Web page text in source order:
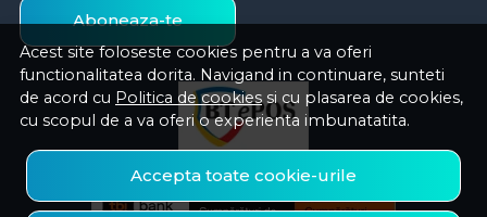
Acest site foloseste cookies pentru a va oferi
functionalitatea dorita. Navigand in continuare, sunteti
de acord cu Politica de cookies si cu plasarea de cookies,
cu scopul de a va oferi o experienta imbunatatita.
Accepta toate cookie-urile
Aboneaza-te